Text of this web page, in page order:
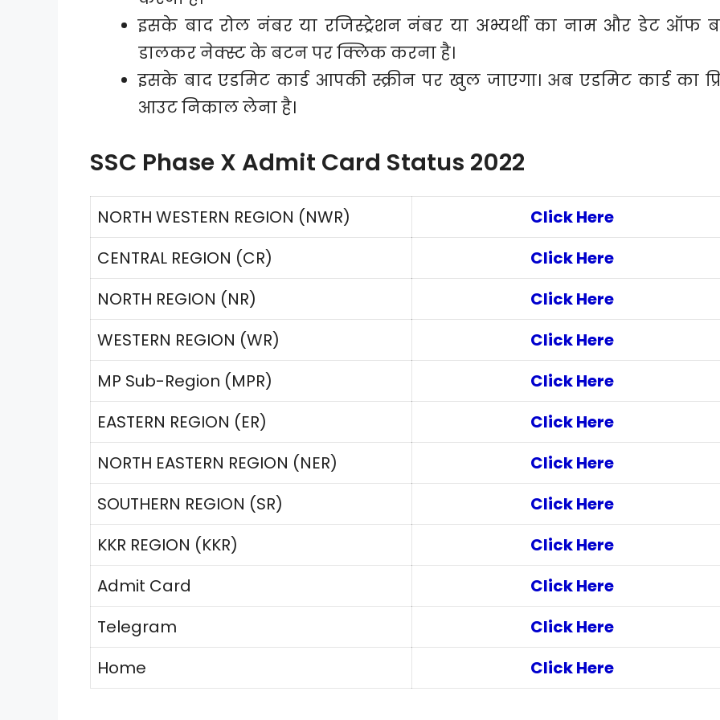
इसके बाद रोल नंबर या रजिस्ट्रेशन नंबर या अभ्यर्थी का नाम और डेट ऑफ
डालकर नेक्स्ट के बटन पर क्लिक करना है।
इसके बाद एडमिट कार्ड आपकी स्क्रीन पर खुल जाएगा। अब एडमिट कार्ड का
आउट निकाल लेना है।
SSC Phase X Admit Card Status 2022
NORTH WESTERN REGION (NWR)
Click Here
CENTRAL REGION (CR)
Click Here
NORTH REGION (NR)
Click Here
WESTERN REGION (WR)
Click Here
MP Sub-Region (MPR)
Click Here
EASTERN REGION (ER)
Click Here
NORTH EASTERN REGION (NER)
Click Here
SOUTHERN REGION (SR)
Click Here
KKR REGION (KKR)
Click Here
Admit Card
Click Here
Telegram
Click Here
Home
Click Here